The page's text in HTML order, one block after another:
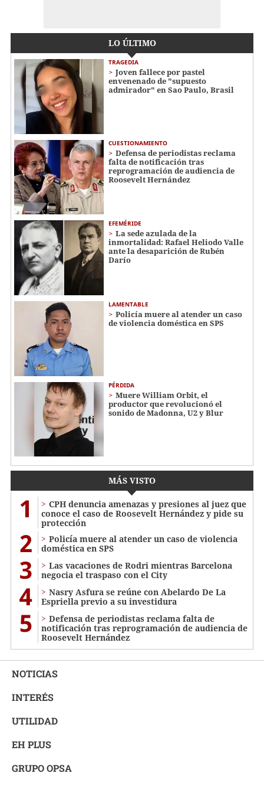
LO ÚLTIMO
TRAGEDIA
Joven fallece por pastel
envenenado de "supuesto
admirador" en Sao Paulo, Brasil
CUESTIONAMIENTO
Defensa de periodistas reclama
falta de notificación tras
reprogramación de audiencia de
Roosevelt Hernández
EFEMÉRIDE
La sede azulada de la
inmortalidad: Rafael Heliodo Valle
ante la desaparición de Rubén
Darío
LAMENTABLE
Policía muere al atender un caso
de violencia doméstica en SPS
PÉRDIDA
Muere William Orbit, el
productor que revolucionó el
sonido de Madonna, U2 y Blur
MÁS VISTO
1
CPH denuncia amenazas y presiones al juez que
conoce el caso de Roosevelt Hernández y pide su
protección
2
Policía muere al atender un caso de violencia
doméstica en SPS
3
Las vacaciones de Rodri mientras Barcelona
negocia el traspaso con el City
4
Nasry Asfura se reúne con Abelardo De La
Espriella previo a su investidura
5
Defensa de periodistas reclama falta de
notificación tras reprogramación de audiencia de
Roosevelt Hernández
NOTICIAS
INTERÉS
UTILIDAD
EH PLUS
GRUPO OPSA